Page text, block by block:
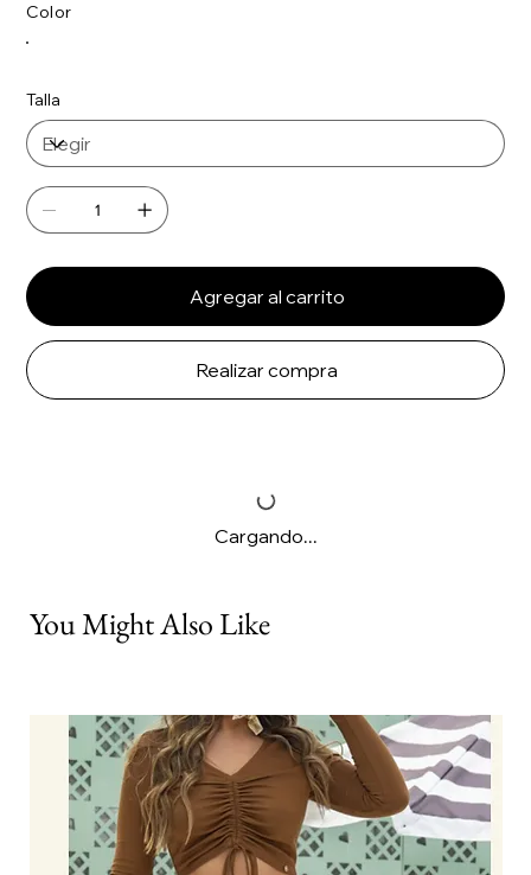
Color
Talla
Agregar al carrito
Realizar compra
Cargando...
You Might Also Like